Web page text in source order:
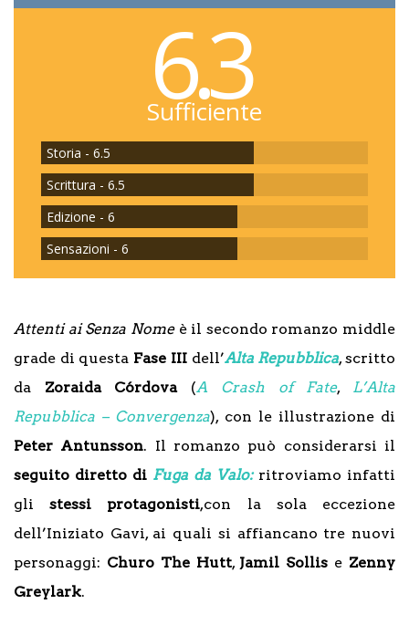
6.3
Sufficiente
Storia - 6.5
Scrittura - 6.5
Edizione - 6
Sensazioni - 6
Attenti ai Senza Nomeè il secondo romanzo middle
grade di questa Fase IIIdell’Alta Repubblica, scritto
da Zoraida Córdova(A Crash of Fate, L’Alta
Repubblica – Convergenza), con le illustrazione di
Peter Antunsson. Il romanzo può considerarsi il
seguito diretto di Fuga da Valo:ritroviamo infatti
glistessi protagonisti,con la sola eccezione
dell’Iniziato Gavi, ai quali si affiancano tre nuovi
personaggi: Churo The Hutt, Jamil Sollis e Zenny
Greylark.